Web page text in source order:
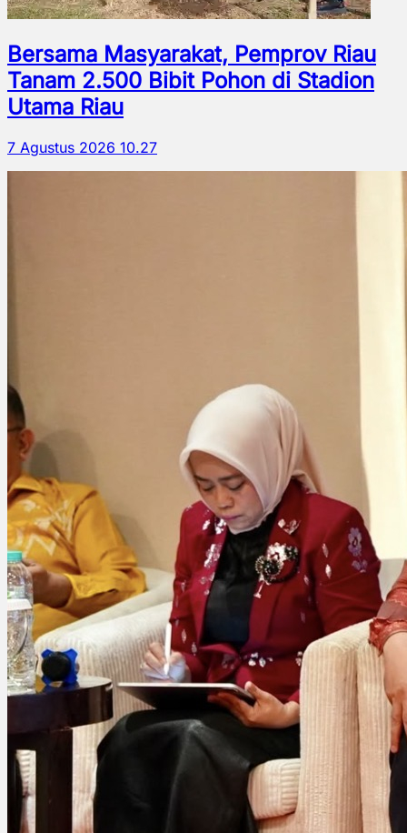
Bersama Masyarakat, Pemprov Riau
Tanam 2.500 Bibit Pohon di Stadion
Utama Riau
7 Agustus 2026 10.27